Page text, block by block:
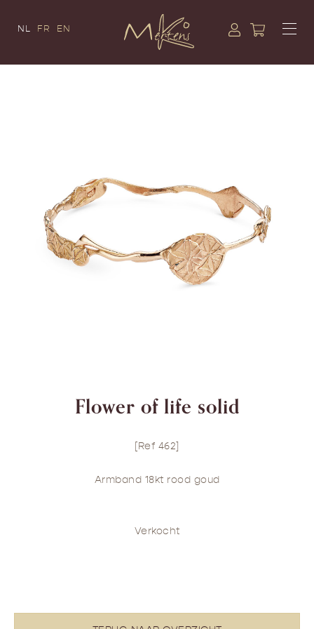
NL FR EN
Flower of life solid
[Ref 462]
Armband 18kt rood goud
Verkocht